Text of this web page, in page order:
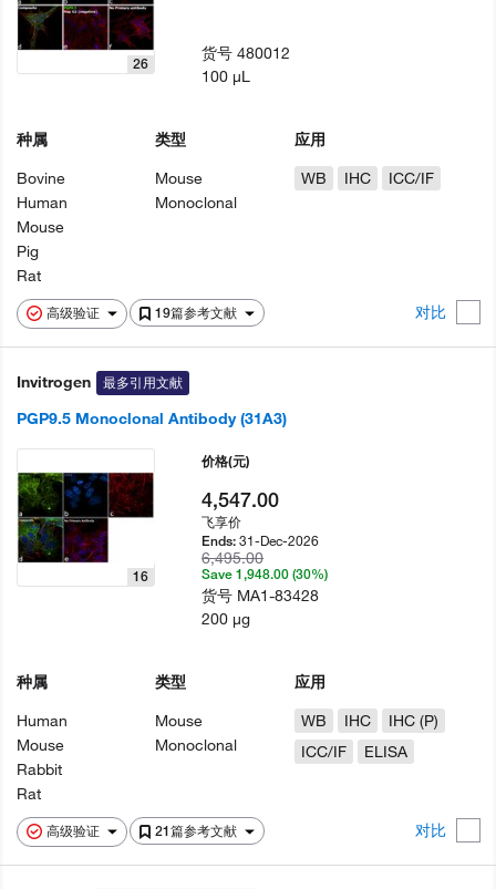
高级验证 19篇参考文献 对比
26
种属
Bovine
Human
Mouse
Pig
Rat
类型
Mouse
Monoclonal
应用
WB
IHC ICC/IF
货号480012
100 µL
Invitrogen 最多引用文献
PGP9.5 Monoclonal Antibody (31A3)
高级验证 21篇参考文献 对比
16
种属
Human
Mouse
Rabbit
Rat
类型
Mouse
Monoclonal
应用
WB
IHC
IHC (P)
ICC/IF
ELISA
价格(元)
4,547.00
飞享价
Ends:31-Dec-2026
6,495.00
Save 1,948.00 (30%)
货号 MA1-83428
200 µg